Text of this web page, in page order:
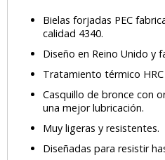
Bielas forjadas PEC
calidad 4340.
Diseño en Reino Unido y
Tratamiento térmico
Casquillo de bronce con
una mejor lubricación.
Muy ligeras y resistentes.
Diseñadas para resistir